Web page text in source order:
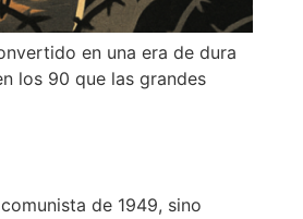
en una era de dura
los 90 que las grandes
de 1949, sino